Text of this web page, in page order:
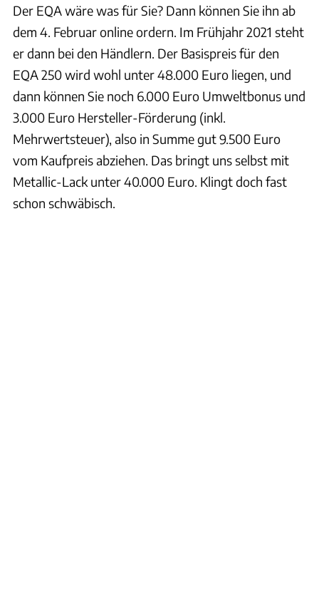
Der EQA wäre was für Sie? Dann können Sie ihn ab
dem 4. Februar online ordern. Im Frühjahr 2021 steht
er dann bei den Händlern. Der Basispreis für den
EQA 250 wird wohl unter 48.000 Euro liegen, und
dann können Sie noch 6.000 Euro Umweltbonus und
3.000 Euro Hersteller-Förderung (inkl.
Mehrwertsteuer), also in Summe gut 9.500 Euro
vom Kaufpreis abziehen. Das bringt uns selbst mit
Metallic-Lack unter 40.000 Euro. Klingt doch fast
schon schwäbisch.